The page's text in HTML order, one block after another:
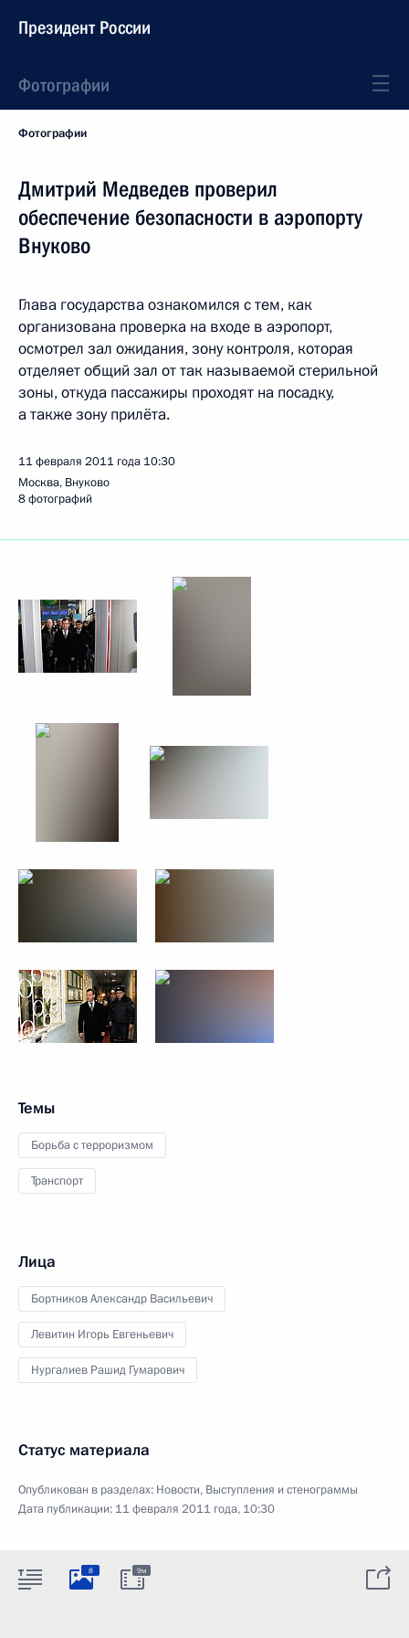
Президент России
Фотографии
Фотографии
Дмитрий Медведев проверил
обеспечение безопасности в аэропорту
Внуково
Глава государства ознакомился с тем, как
организована проверка на входе в аэропорт,
осмотрел зал ожидания, зону контроля, которая
отделяет общий зал от так называемой стерильной
зоны, откуда пассажиры проходят на посадку,
а также зону прилёта.
11 февраля 2011 года 10:30
Москва, Внуково
8 фотографий
Темы
Борьба с терроризмом
Транспорт
Лица
Бортников Александр Васильевич
Левитин Игорь Евгеньевич
Нургалиев Рашид Гумарович
Статус материала
Опубликован в разделах: Новости, Выступления и стенограммы
Дата публикации: 11 февраля 2011 года, 10:30
8 9м